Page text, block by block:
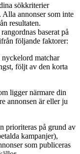
sökkriterier
annonser som inte
resultaten.
baserat på
följande faktorer:
matchar
följt av den korta
ligger närmare din
annonsen är eller ju
prioriteras på grund av
kampanjer),
som publiceras